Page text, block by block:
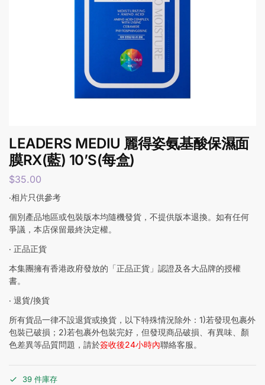
LEADERS MEDIU 麗得姿氨基酸保濕面
膜RX(藍) 10’S(每盒)
$35.00
‧相片只供參考
個別產品地區或包裝版本均隨機發貨，不提供版本退換。如有任何
爭議，本店保留最終決定權。
‧ 正品正貨
本集團擁有香港政府發放的「正品正貨」認證及各大品牌的授權
書。
‧ 退貨/換貨
所有貨品一律不設退貨或換貨，以下特殊情況除外：1)若發現包裹外
包裝已破損；2)若包裹外包裝完好，但發現商品破損、有異味、顏
色差異等品質問題，請於簽收後24小時內聯絡客服。
39 件庫存